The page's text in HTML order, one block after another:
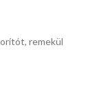
remekül